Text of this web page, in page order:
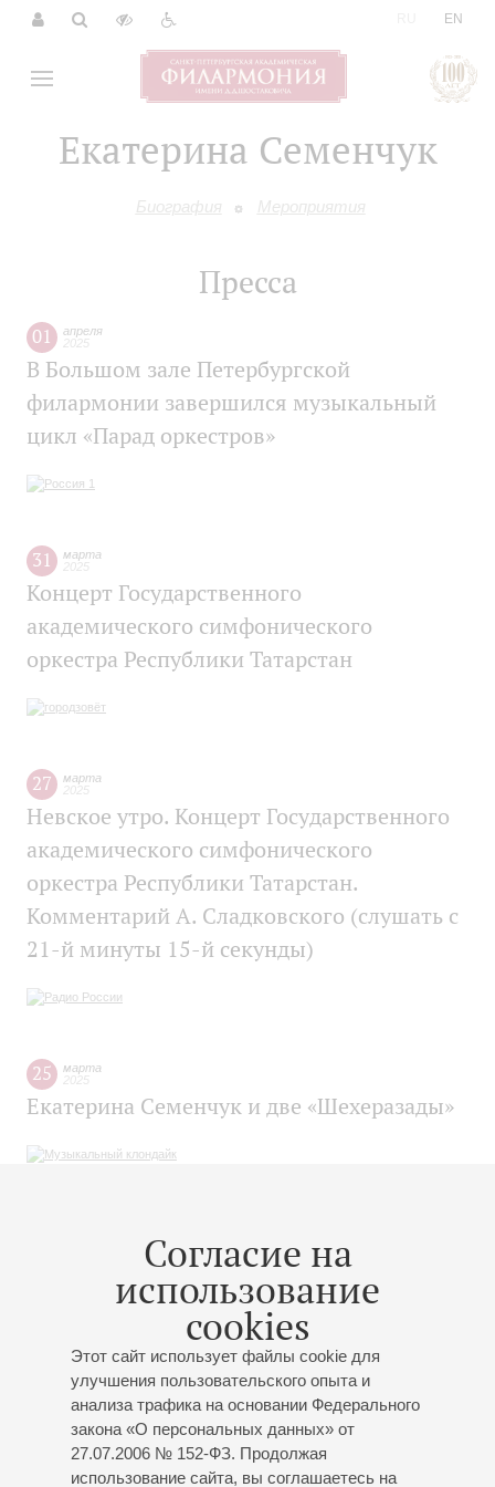
EN
Екатерина Семенчук
Биография Мероприятия
Согласие на
использование
cookies
Этот сайт использует файлы cookie для
улучшения пользовательского опыта и
анализа трафика на основании Федерального
закона «О персональных данных» от
27.07.2006 № 152-ФЗ. Продолжая
использование сайта, вы соглашаетесь на
Пресса
01
апреля
2025
В Большом зале Петербургской
филармонии завершился музыкальный
цикл «Парад оркестров»
31
марта
2025
Концерт Государственного
академического симфонического
оркестра Республики Татарстан
27
марта
2025
Невское утро. Концерт Государственного
академического симфонического
оркестра Республики Татарстан.
Комментарий А. Сладковского (слушать с
21-й минуты 15-й секунды)
25
марта
2025
Екатерина Семенчук и две «Шехеразады»
Дирижер Сладковский - о современных
композиторах и гастролях иностранных
музыкантов в России
марта
2025